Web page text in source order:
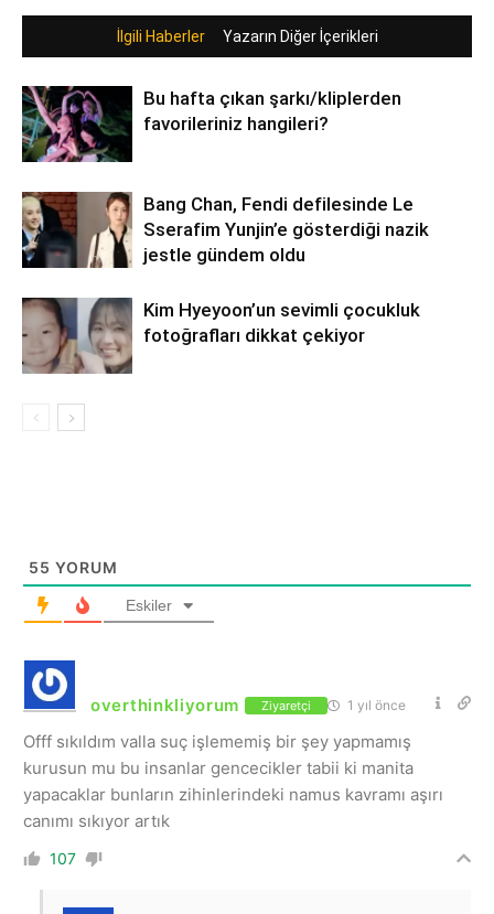
İlgili Haberler Yazarın Diğer İçerikleri
Bu hafta çıkan şarkı/kliplerden
favorileriniz hangileri?
Bang Chan, Fendi defilesinde Le
Sserafim Yunjin’e gösterdiği nazik
jestle gündem oldu
Kim Hyeyoon’un sevimli çocukluk
fotoğrafları dikkat çekiyor
55 YORUM
Eskiler
overthinkliyorum Ziyaretçi 1 yıl önce
Offf sıkıldım valla suç işlememiş bir şey yapmamış
kurusun mu bu insanlar gencecikler tabii ki manita
yapacaklar bunların zihinlerindeki namus kavramı aşırı
canımı sıkıyor artık
107